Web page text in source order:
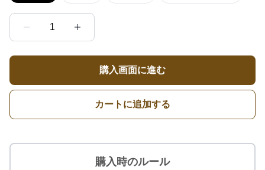
1
購入画面に進む
カートに追加する
購入時のルール